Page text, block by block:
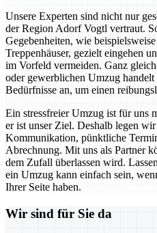
Unsere Experten sind nicht nur
der Region Adorf Vogtl vertraut.
Gegebenheiten, wie
Treppenhäuser, gezielt eingehen
im Vorfeld vermeiden. Ganz
oder gewerblichen Umzug
Bedürfnisse an, um einen
Ein stressfreier Umzug ist für uns
er ist unser Ziel. Deshalb legen
Kommunikation, pünktliche
Abrechnung. Mit uns als Partner
dem Zufall überlassen wird.
ein Umzug kann einfach sein,
Ihrer Seite haben.
Wir sind für Sie da